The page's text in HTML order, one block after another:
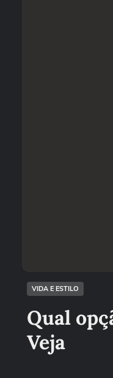
VIDA E ESTILO
Qual
Veja